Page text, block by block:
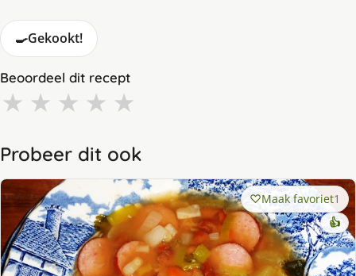
🍳Gekookt!
Beoordeel dit recept
★ ★ ★ ★ ★
Probeer dit ook
Maak favoriet1
👍